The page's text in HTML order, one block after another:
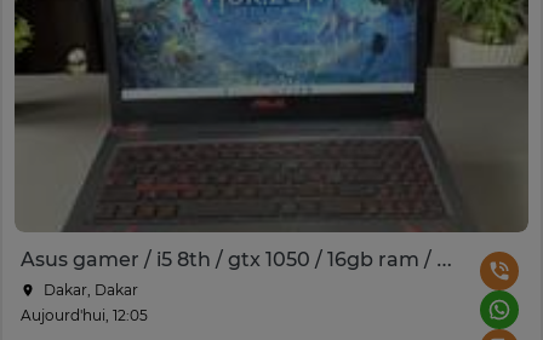
Asus gamer / i5 8th / gtx 1050 / 16gb ram / ssd 512gb
Dakar, Dakar
Aujourd'hui, 12:05